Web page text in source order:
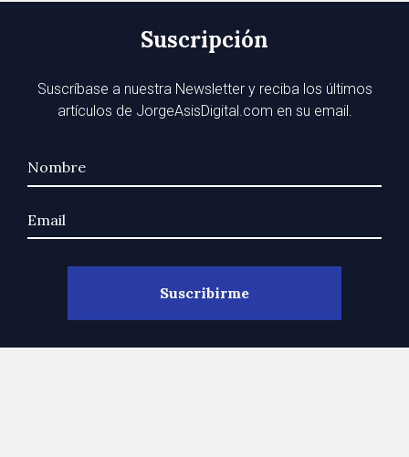
Suscripción
Suscríbase a nuestra Newsletter y reciba los últimos
artículos de JorgeAsisDigital.com en su email.